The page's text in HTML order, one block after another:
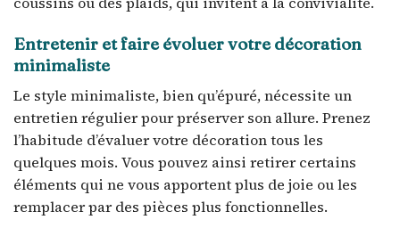
Entretenir et faire évoluer votre décoration
minimaliste
Le style minimaliste, bien qu’épuré, nécessite un
entretien régulier pour préserver son allure. Prenez
l’habitude d’évaluer votre décoration tous les
quelques mois. Vous pouvez ainsi retirer certains
éléments qui ne vous apportent plus de joie ou les
remplacer par des pièces plus fonctionnelles.